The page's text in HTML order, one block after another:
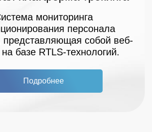
мониторинга
персонала
представляющая собой веб-
базе RTLS-технологий.
Подробнее